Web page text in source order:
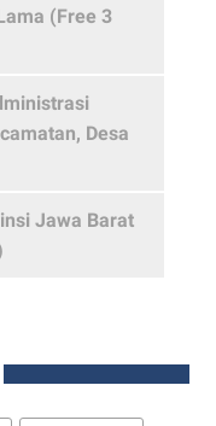
(Free 3
Desa
Jawa Barat